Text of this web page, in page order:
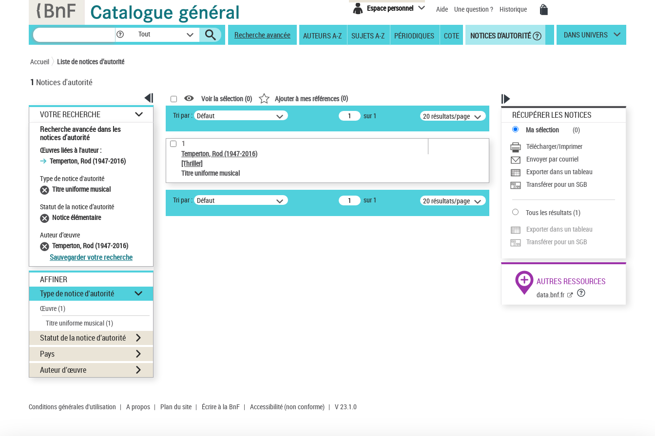
Espace personnel Aide Une question ? Historique
Tout Recherche avancée AUTEURS A-Z SUJETS A-Z PÉRIODIQUES COTE NOTICES D'AUTORITÉ DANS UNIVERS
Accueil Liste de notices d’autorité
1 Notices d'autorité
VOTRE RECHERCHE
Recherche avancée dans les
notices d’autorité
Œuvres liées à l'auteur :
Temperton, Rod (1947-2016)
Type de notice d'autorité
Titre uniforme musical
Statut de la notice d’autorité
Notice élémentaire
Auteur d’œuvre
Temperton, Rod (1947-2016)
Sauvegarder votre recherche
AFFINER
Type de notice d'autorité
Œuvre(1)
Titre uniforme musical(1)
Statut de la notice d’autorité
Pays
Auteur d’œuvre
Voir la sélection (0) Ajouter à mes références(0)
Tri par : Défaut sur 1 20 résultats/page
1
Temperton, Rod (1947-2016)
[Thriller]
Titre uniforme musical
Tri par : Défaut sur 1 20 résultats/page
RÉCUPÉRER LES NOTICES
Ma sélection (0)
Télécharger/Imprimer
Envoyer par courriel
Exporter dans un tableau
Transférer pour un SGB
Tous les résultats(1)
Exporter dans un tableau
Transférer pour un SGB
AUTRES RESSOURCES
data.bnf.fr
Conditions générales d'utilisation | A propos | Plan du site | Écrire à la BnF | Accessibilité (non conforme) | V 23.1.0
Panneau de gestion des cookies